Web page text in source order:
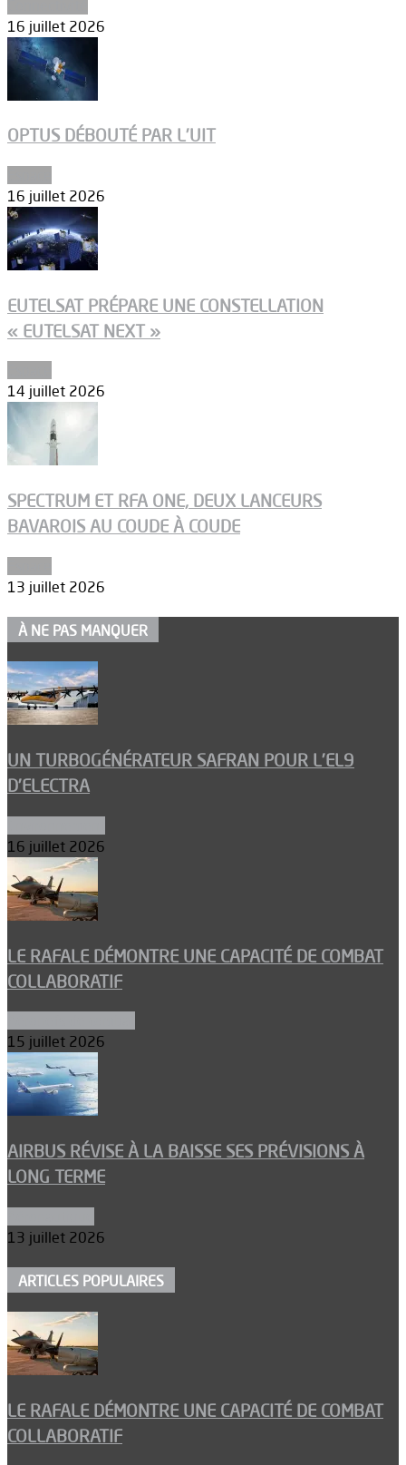
16 juillet 2026
OPTUS DÉBOUTÉ PAR L’UIT
16 juillet 2026
EUTELSAT PRÉPARE UNE CONSTELLATION
« EUTELSAT NEXT »
14 juillet 2026
SPECTRUM ET RFA ONE, DEUX LANCEURS
BAVAROIS AU COUDE À COUDE
13 juillet 2026
À NE PAS MANQUER
UN TURBOGÉNÉRATEUR SAFRAN POUR L’EL9
D’ELECTRA
16 juillet 2026
LE RAFALE DÉMONTRE UNE CAPACITÉ DE COMBAT
COLLABORATIF
15 juillet 2026
AIRBUS RÉVISE À LA BAISSE SES PRÉVISIONS À
LONG TERME
13 juillet 2026
ARTICLES POPULAIRES
LE RAFALE DÉMONTRE UNE CAPACITÉ DE COMBAT
COLLABORATIF